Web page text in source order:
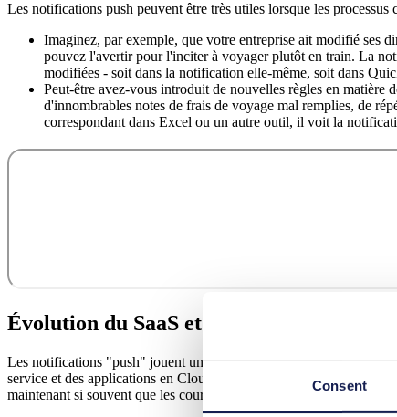
Consent
Les notifications push peuvent être très utiles lorsque les
Imaginez, par exemple, que votre entreprise ait modifié ses
pouvez l'avertir pour l'inciter à voyager plutôt en train. La
modifiées - soit dans la notification elle-même, soit dans
Peut-être avez-vous introduit de nouvelles règles en matière
d'innombrables notes de frais de voyage mal remplies, de
correspondant dans Excel ou un autre outil, il voit la
Évolution du SaaS et des applications en
Les notifications "push" jouent un rôle important dans
service et des applications en Cloud en informant les utilisateurs
maintenant si souvent que les cours de formation ne peuvent tout